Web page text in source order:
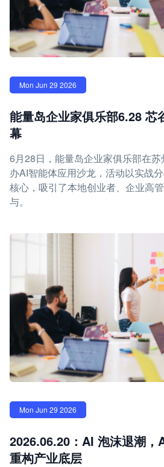
Mon Jun 29 2026
能量岛企业家俱乐部6.28 芯
幕
6月28日，能量岛企业家俱乐部在
办AI智能体应用沙龙，活动以实战
核心，吸引了本地创业者、企业高
与。
Mon Jun 29 2026
2026.06.20：AI 泡沫退潮
重构产业底层